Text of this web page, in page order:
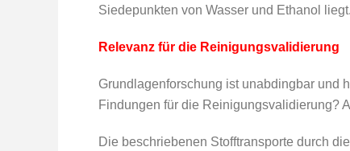
Siedepunkten von Wasser und Ethanol liegt.
Relevanz für die Reinigungsvalidierung
Grundlagenforschung ist unabdingbar und
Findungen für die Reinigungsvalidierung?
Die beschriebenen Stofftransporte durch